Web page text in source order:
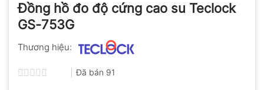
Đồng hồ đo độ cứng cao su Teclock
GS-753G
Thương hiệu:
Đã bán 91